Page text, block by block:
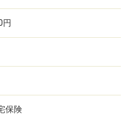
円
保険